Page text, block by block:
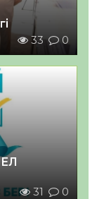
33 0
31 0